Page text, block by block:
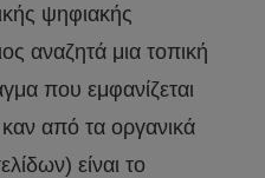
ψηφιακής
αναζητά μια τοπική
που εμφανίζεται
από τα οργανικά
είναι το